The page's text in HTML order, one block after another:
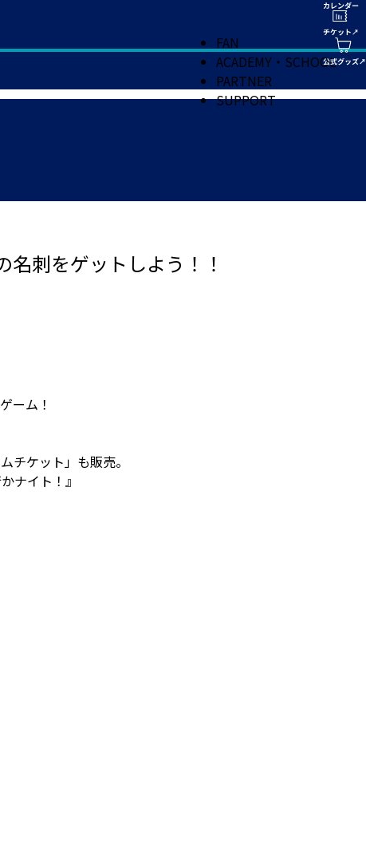
FAN
ACADEMY・SCHOOL
PARTNER
SUPPORT
名刺をゲットしよう！！
ーム！
チケット」も販売。
ナイト！』